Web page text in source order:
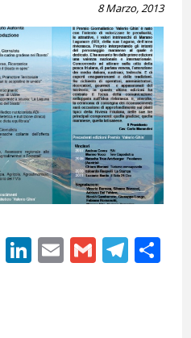
8 Marzo, 2013
WhatsApp
LinkedIn
EmailGmail